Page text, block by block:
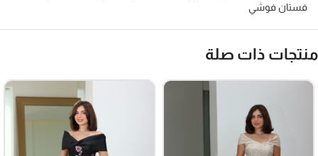
فستان فوشي
ذات صلة